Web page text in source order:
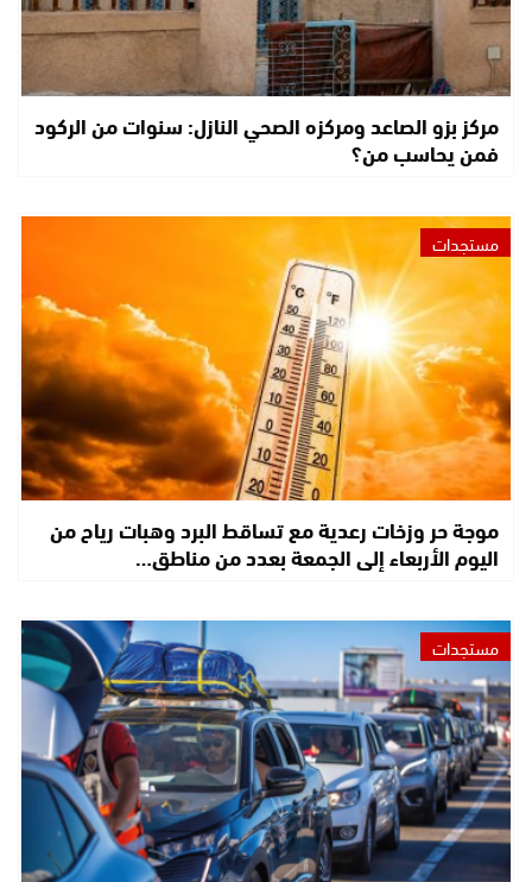
مركز بزو الصاعد ومركزه الصحي النازل: سنوات من الركود
فمن يحاسب من؟
مستجدات
موجة حر وزخات رعدية مع تساقط البرد وهبات رياح من
اليوم الأربعاء إلى الجمعة بعدد من مناطق…
مستجدات